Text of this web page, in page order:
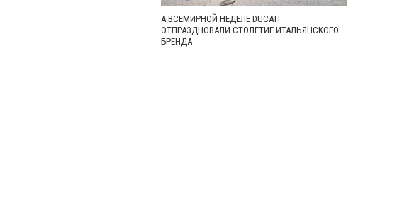
А ВСЕМИРНОЙ НЕДЕЛЕ DUCATI
ОТПРАЗДНОВАЛИ СТОЛЕТИЕ ИТАЛЬЯНСКОГО
БРЕНДА